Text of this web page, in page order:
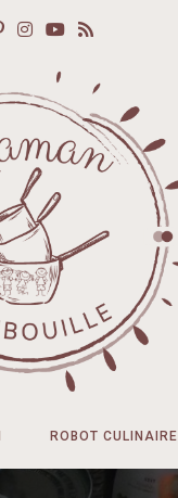
ROBOT CULINAIRE